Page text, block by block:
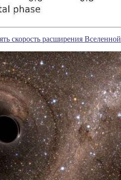
скорость расширения Вселенной